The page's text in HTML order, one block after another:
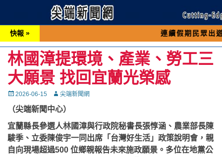
快報 » 連續假期民眾出遊可先撥打
林國漳提環境、產業、勞工三
大願景 找回宜蘭光榮感
Posted
2026-06-15 Autor尖端新聞網
（尖端新聞中心）
宜蘭縣長參選人林國漳與行政院秘書長張惇涵、農業部長陳
駿季、立委陳俊宇一同出席「台灣好生活」政策說明會，親
自向現場超過500 位鄉親報告未來施政願景。多位在地黨公